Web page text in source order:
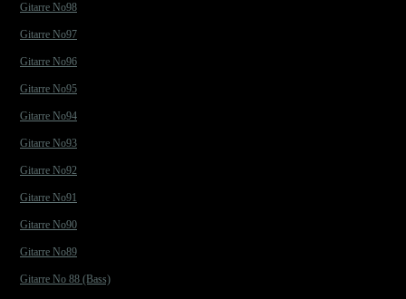
Gitarre No98
Gitarre No97
Gitarre No96
Gitarre No95
Gitarre No94
Gitarre No93
Gitarre No92
Gitarre No91
Gitarre No90
Gitarre No89
Gitarre No 88 (Bass)